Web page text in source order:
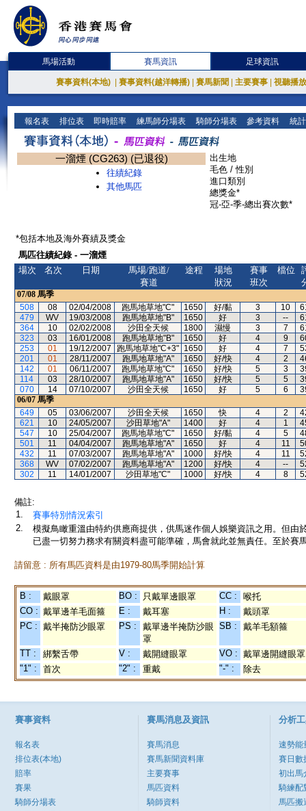
馬場活動 賽馬資訊 足球資訊
賽事資料(本地) 賽事資料(越洋轉播) 賽馬新聞 主要賽事 視聽播
報名表 排位表 即時賠率 練馬師分場表 騎師分場表 參考資料 統
一溜煙 (CG263) (已退役)
往績紀錄
其他馬匹
出生地
毛色 / 性別
進口類別
總獎金*
冠-亞-季-總出賽次數*
*包括本地及海外賽績及獎金
馬匹往績紀錄 - 一溜煙
場次
名次 日期
馬場/跑道/
賽道
途程
場地
狀況
賽事
班次
檔位
07/08 馬季
508
08 02/04/2008 跑馬地草地"C" 1650 好/黏 3 10
479
WV 19/03/2008 跑馬地草地"B" 1650 好 3 --
364
10 02/02/2008 沙田全天候 1800 濕慢 3 7
323
03 16/01/2008 跑馬地草地"B" 1650 好 4 9
253
01 19/12/2007 跑馬地草地"C+3" 1650 好 4 7
201
01 28/11/2007 跑馬地草地"A" 1650 好/快 4 2
142
01 06/11/2007 跑馬地草地"C" 1650 好/快 5 3
114
03 28/10/2007 跑馬地草地"A" 1650 好/快 5 5
070
14 07/10/2007 沙田全天候 1650 好 5 6
06/07 馬季
649
05 03/06/2007 沙田全天候 1650 快 4 2
621
10 24/05/2007 沙田草地"A" 1400 好 4 1
547
10 25/04/2007 跑馬地草地"C" 1650 好/黏 4 5
501
11 04/04/2007 跑馬地草地"A" 1650 好 4 11
432
11 07/03/2007 跑馬地草地"A" 1000 好/快 4 11
368
WV 07/02/2007 跑馬地草地"A" 1200 好/快 4 --
302
11 14/01/2007 沙田草地"C" 1000 好/快 4 8
備註:
1.
賽事特別情況索引
2.
模擬鳥瞰重溫由特約供應商提供，供馬迷作個人娛樂資訊之用。但
已盡一切努力務求有關資料盡可能準確，馬會就此並無責任。至於賽
請留意 : 所有馬匹資料是由1979-80馬季開始計算
B : 戴眼罩 BO : 只戴單邊眼罩 CC :
喉托
CO : 戴單邊羊毛面箍 E : 戴耳塞 H :
戴頭罩
PC : 戴半掩防沙眼罩 PS :
戴單邊半掩防沙眼
罩
SB : 戴羊毛額箍
TT : 綁繫舌帶 V : 戴開縫眼罩 VO : 戴單邊開縫眼罩
"1" :
首次 "2" : 重戴 "-" : 除去
賽事資料
報名表
排位表(本地)
賠率
賽果
騎師分場表
賽馬消息及資訊
賽馬消息
賽馬新聞資料庫
主要賽事
馬匹資料
騎師資料
分析
速勢能
賽日數
初出馬
騎練配
馬匹搬